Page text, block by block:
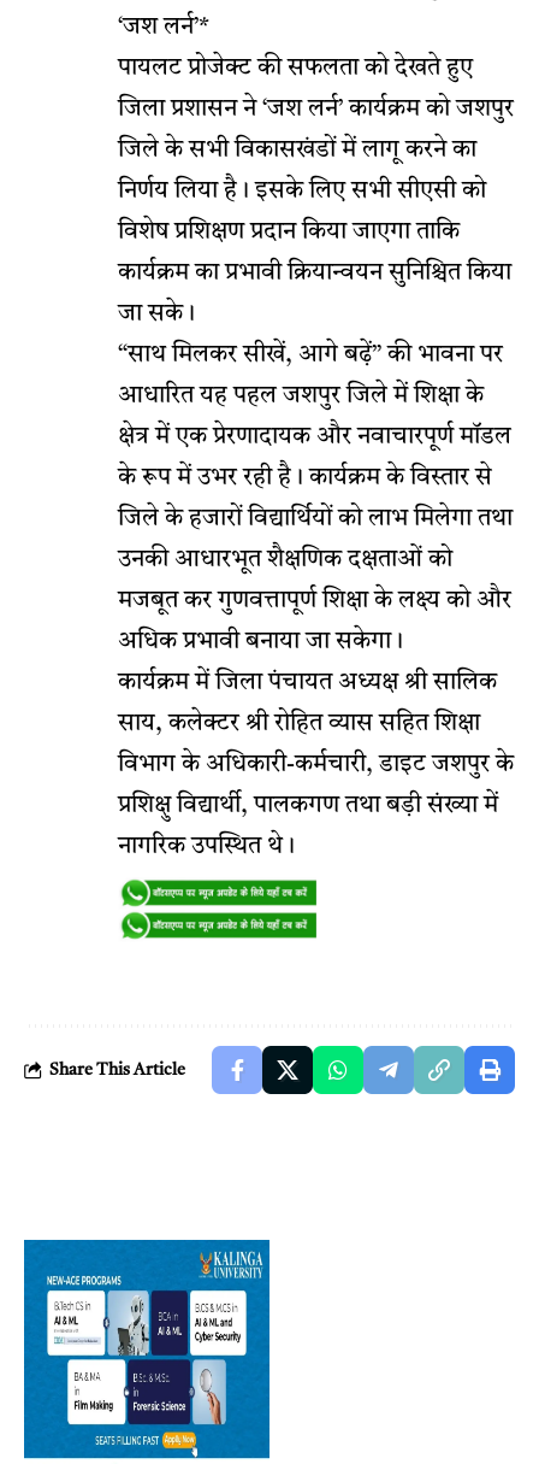
‘जश लर्न’*
पायलट प्रोजेक्ट की सफलता को देखते हुए
जिला प्रशासन ने ‘जश लर्न’ कार्यक्रम को जशपुर
जिले के सभी विकासखंडों में लागू करने का
निर्णय लिया है। इसके लिए सभी सीएसी को
विशेष प्रशिक्षण प्रदान किया जाएगा ताकि
कार्यक्रम का प्रभावी क्रियान्वयन सुनिश्चित किया
जा सके।
“साथ मिलकर सीखें, आगे बढ़ें” की भावना पर
आधारित यह पहल जशपुर जिले में शिक्षा के
क्षेत्र में एक प्रेरणादायक और नवाचारपूर्ण मॉडल
के रूप में उभर रही है। कार्यक्रम के विस्तार से
जिले के हजारों विद्यार्थियों को लाभ मिलेगा तथा
उनकी आधारभूत शैक्षणिक दक्षताओं को
मजबूत कर गुणवत्तापूर्ण शिक्षा के लक्ष्य को और
अधिक प्रभावी बनाया जा सकेगा।
कार्यक्रम में जिला पंचायत अध्यक्ष श्री सालिक
साय, कलेक्टर श्री रोहित व्यास सहित शिक्षा
विभाग के अधिकारी-कर्मचारी, डाइट जशपुर के
प्रशिक्षु विद्यार्थी, पालकगण तथा बड़ी संख्या में
नागरिक उपस्थित थे।
Share This Article